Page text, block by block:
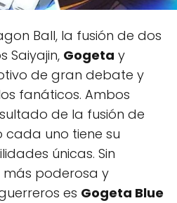
Ball, la fusión de dos
Saiyajin, Gogeta y
de gran debate y
fanáticos. Ambos
de la fusión de
cada uno tiene su
únicas. Sin
poderosa y
es Gogeta Blue